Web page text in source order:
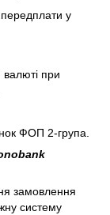
у
валюті при
ФОП 2-група.
замовлення
систему